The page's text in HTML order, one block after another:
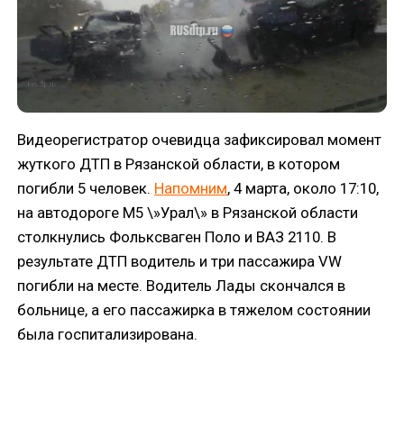
Видеорегистратор очевидца зафиксировал момент
жуткого ДТП в Рязанской области, в котором
погибли 5 человек. Напомним, 4 марта, около 17:10,
на автодороге М5 \»Урал\» в Рязанской области
столкнулись Фольксваген Поло и ВАЗ 2110. В
результате ДТП водитель и три пассажира VW
погибли на месте. Водитель Лады скончался в
больнице, а его пассажирка в тяжелом состоянии
была госпитализирована.